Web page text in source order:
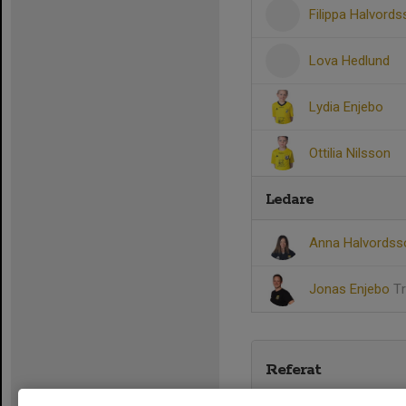
Filippa
Lova Hedlund
Lydia Enjebo
Ottilia Nilsson
Ledare
Anna
Jonas Enjebo
Referat